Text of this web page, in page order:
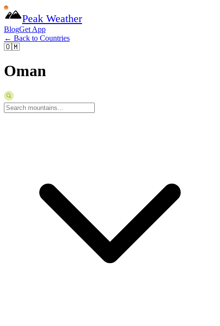
Peak Weather
BlogGet App
← Back to Countries
🇴🇲
Oman